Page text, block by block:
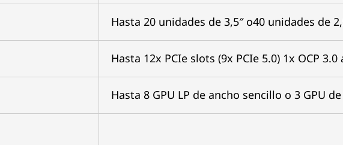
Hasta 20 unidades de 3,5″ o40 unidades de
Hasta 12x PCIe slots (9x PCIe 5.0) 1x OCP
Hasta 8 GPU LP de ancho sencillo o 3 GPU